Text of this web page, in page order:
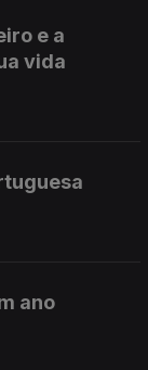
e a
vida
ano